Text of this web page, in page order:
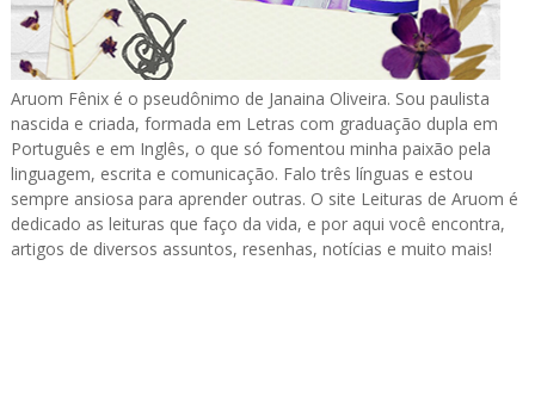
Aruom Fênix é o pseudônimo de Janaina Oliveira. Sou paulista
nascida e criada, formada em Letras com graduação dupla em
Português e em Inglês, o que só fomentou minha paixão pela
linguagem, escrita e comunicação. Falo três línguas e estou
sempre ansiosa para aprender outras. O site Leituras de Aruom é
dedicado as leituras que faço da vida, e por aqui você encontra,
artigos de diversos assuntos, resenhas, notícias e muito mais!